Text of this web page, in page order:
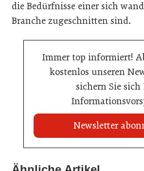
die Bedürfnisse einer sich
Branche zugeschnitten sind.
Immer top informiert!
kostenlos unseren
sichern Sie sich
Newsletter
Travel Start-up Night 2026: Beste